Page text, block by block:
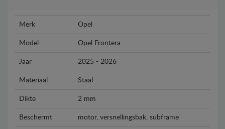
Merk Opel
Model Opel Frontera
Jaar 2025 - 2026
Materiaal Staal
Dikte 2 mm
Beschermt motor, versnellingsbak, subframe